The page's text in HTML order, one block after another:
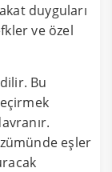
duyguları
ve özel
Bu
eşler